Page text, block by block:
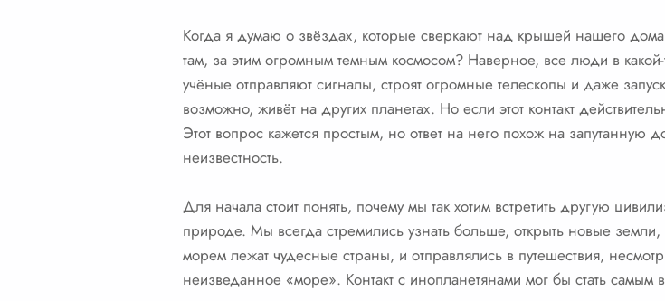
Когда я думаю о звёздах, которые сверкают над крышей нашего
там, за этим огромным темным космосом? Наверное, все люди в
учёные отправляют сигналы, строят огромные телескопы и даже
возможно, живёт на других планетах. Но если этот контакт
Этот вопрос кажется простым, но ответ на него похож на запутанную
неизвестность.
Для начала стоит понять, почему мы так хотим встретить другую
природе. Мы всегда стремились узнать больше, открыть новые
морем лежат чудесные страны, и отправлялись в путешествия,
неизведанное «море». Контакт с инопланетянами мог бы стать